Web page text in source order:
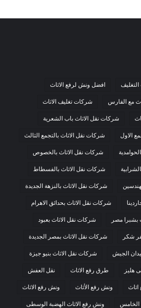
افضل ونش لرفع الاثاث
مع الفارس شركات تغليف الاثاث
شركات نقل الاثاث باب الشعرية
الاول شركات نقل الاثاث بالتجمع الثالث
شركات نقل الاثاث بالخصوص
شركات نقل الاثاث بالفسطاط
شركات نقل الاثاث بالنزهة الجديدة
شركات نقل الاثاث بحدائق الاهرام
بشبرا مصر شركات نقل الاثاث بعبود
شكر شركات نقل الاثاث بمصر الجديدة
الجيش شركات نقل الاثاث بنيو جيزة
هليز طرق رفع الاثاث نقل العفش
ونش رفع الأثاث ونش رفع الاثاث
الخامس ونش رفع الاثاث الهضبة الوسطى